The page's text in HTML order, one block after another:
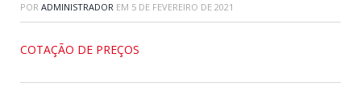
POR ADMINISTRADOR EM 5 DE FEVEREIRO DE 2021
COTAÇÃO DE PREÇOS